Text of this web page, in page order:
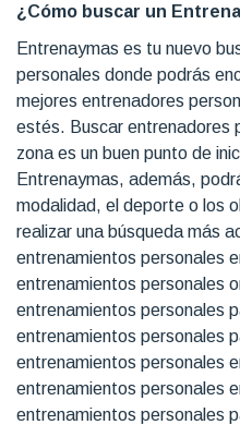
¿Cómo buscar un
Entrenaymas es tu nuevo
personales donde podrás
mejores entrenadores
estés. Buscar entrenadores
zona es un buen punto de
Entrenaymas, además,
modalidad, el deporte o los
realizar una búsqueda más
entrenamientos personales
entrenamientos personales
entrenamientos personales
entrenamientos personales
entrenamientos personales
entrenamientos personales
entrenamientos personales